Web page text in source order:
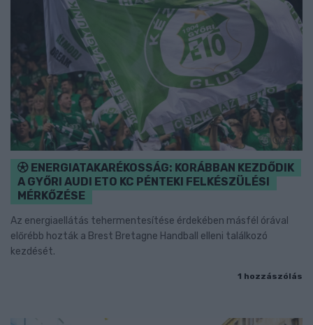
ENERGIATAKARÉKOSSÁG: KORÁBBAN KEZDŐDIK
A GYŐRI AUDI ETO KC PÉNTEKI FELKÉSZÜLÉSI
MÉRKŐZÉSE
Az energiaellátás tehermentesítése érdekében másfél órával
előrébb hozták a Brest Bretagne Handball elleni találkozó
kezdését.
1 hozzászólás